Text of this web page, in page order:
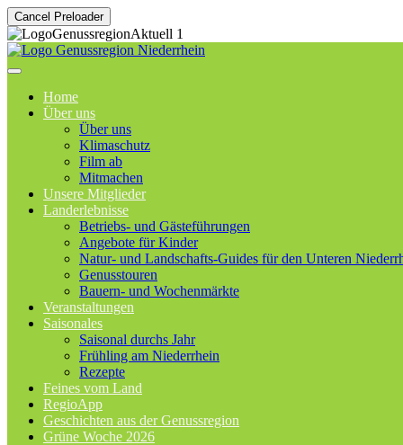
Cancel Preloader
Home
Über uns
Über uns
Klimaschutz
Film ab
Mitmachen
Unsere Mitglieder
Landerlebnisse
Betriebs- und Gästeführungen
Angebote für Kinder
Natur- und Landschafts-Guides für den Unteren
Genusstouren
Bauern- und Wochenmärkte
Veranstaltungen
Saisonales
Saisonal durchs Jahr
Frühling am Niederrhein
Rezepte
Feines vom Land
RegioApp
Geschichten aus der Genussregion
Grüne Woche 2026